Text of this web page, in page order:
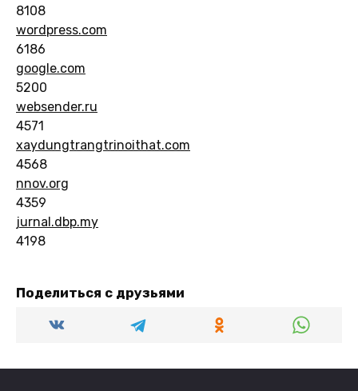
8108
wordpress.com
6186
google.com
5200
websender.ru
4571
xaydungtrangtrinoithat.com
4568
nnov.org
4359
jurnal.dbp.my
4198
Поделиться с друзьями